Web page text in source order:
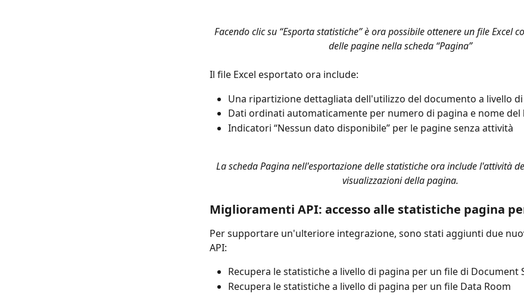
Facendo clic su “Esporta statistiche” è ora possibile ottenere un file Excel
delle pagine nella scheda “Pagina”
Il file Excel esportato ora include:
Una ripartizione dettagliata dell'utilizzo del documento a livello
Dati ordinati automaticamente per numero di pagina e nome
Indicatori “Nessun dato disponibile” per le pagine senza attività
La scheda Pagina nell'esportazione delle statistiche ora include l'attività
visualizzazioni della pagina.
Miglioramenti API: accesso alle statistiche pagina
Per supportare un'ulteriore integrazione, sono stati aggiunti due
API:
Recupera le statistiche a livello di pagina per un file di Document
Recupera le statistiche a livello di pagina per un file Data Room